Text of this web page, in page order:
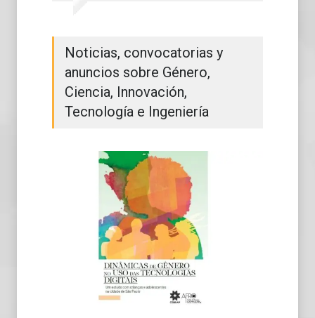
Noticias, convocatorias y
anuncios sobre Género,
Ciencia, Innovación,
Tecnología e Ingeniería